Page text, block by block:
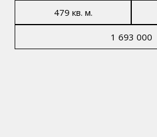
479 кв. м.
1 693 000